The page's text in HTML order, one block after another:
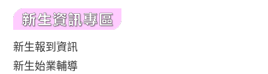
新生報到資訊
新生始業輔導